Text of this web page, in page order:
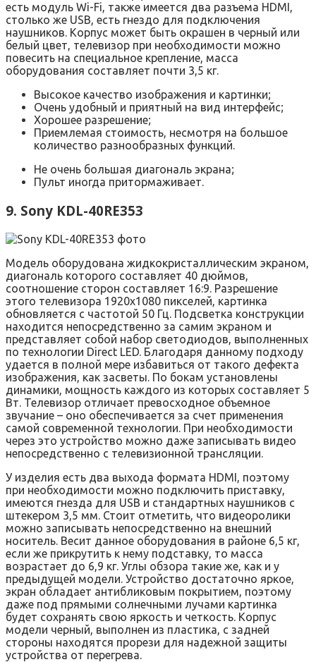
есть модуль Wi-Fi, также имеется два разъема HDMI,
столько же USB, есть гнездо для подключения
наушников. Корпус может быть окрашен в черный или
белый цвет, телевизор при необходимости можно
повесить на специальное крепление, масса
оборудования составляет почти 3,5 кг.
Высокое качество изображения и картинки;
Очень удобный и приятный на вид интерфейс;
Хорошее разрешение;
Приемлемая стоимость, несмотря на большое
количество разнообразных функций.
Не очень большая диагональ экрана;
Пульт иногда притормаживает.
9. Sony KDL-40RE353
Модель оборудована жидкокристаллическим экраном,
диагональ которого составляет 40 дюймов,
соотношение сторон составляет 16:9. Разрешение
этого телевизора 1920х1080 пикселей, картинка
обновляется с частотой 50 Гц. Подсветка конструкции
находится непосредственно за самим экраном и
представляет собой набор светодиодов, выполненных
по технологии Direct LED. Благодаря данному подходу
удается в полной мере избавиться от такого дефекта
изображения, как засветы. По бокам установлены
динамики, мощность каждого из которых составляет 5
Вт. Телевизор отличает превосходное объемное
звучание – оно обеспечивается за счет применения
самой современной технологии. При необходимости
через это устройство можно даже записывать видео
непосредственно с телевизионной трансляции.
У изделия есть два выхода формата HDMI, поэтому
при необходимости можно подключить приставку,
имеются гнезда для USB и стандартных наушников с
штекером 3,5 мм. Стоит отметить, что видеоролики
можно записывать непосредственно на внешний
носитель. Весит данное оборудования в районе 6,5 кг,
если же прикрутить к нему подставку, то масса
возрастает до 6,9 кг. Углы обзора такие же, как и у
предыдущей модели. Устройство достаточно яркое,
экран обладает антибликовым покрытием, поэтому
даже под прямыми солнечными лучами картинка
будет сохранять свою яркость и четкость. Корпус
модели черный, выполнен из пластика, с задней
стороны находятся прорези для надежной защиты
устройства от перегрева.